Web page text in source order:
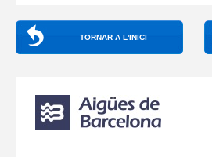
TORNAR A L'INICI